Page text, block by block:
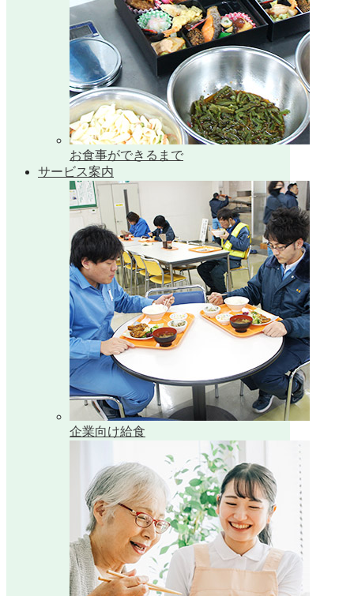
お食事ができるまで
サービス案内
企業向け給食